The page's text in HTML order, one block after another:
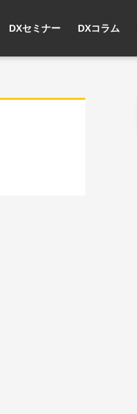
DXセミナー DXコラム